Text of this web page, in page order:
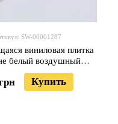
SW-00001287
виниловая плитка
белый воздушный
Глянец
SW-00001287
Купить